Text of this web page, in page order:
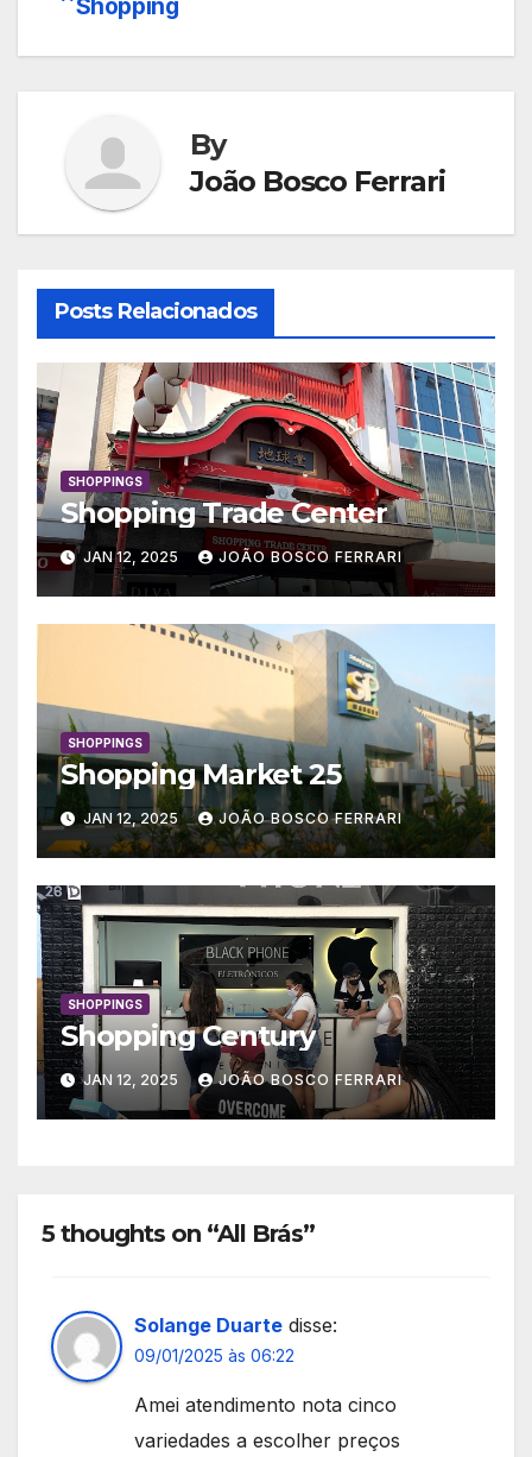
Shopping
By
João Bosco Ferrari
Posts Relacionados
SHOPPINGS
Shopping Trade Center
JAN 12, 2025 JOÃO BOSCO FERRARI
SHOPPINGS
Shopping Market 25
JAN 12, 2025 JOÃO BOSCO FERRARI
SHOPPINGS
Shopping Century
JAN 12, 2025 JOÃO BOSCO FERRARI
5 thoughts on “All Brás”
Solange Duarte disse:
09/01/2025 às 06:22
Amei atendimento nota cinco
variedades a escolher preços